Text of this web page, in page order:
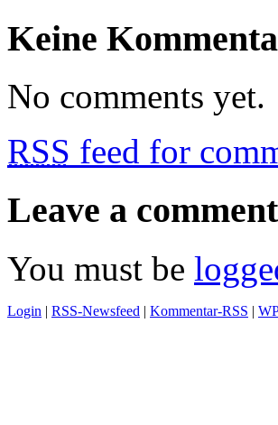
Keine
No comments yet.
RSS feed for
Leave a comment
You must be
Login | RSS-Newsfeed | Kommentar-RSS | WP